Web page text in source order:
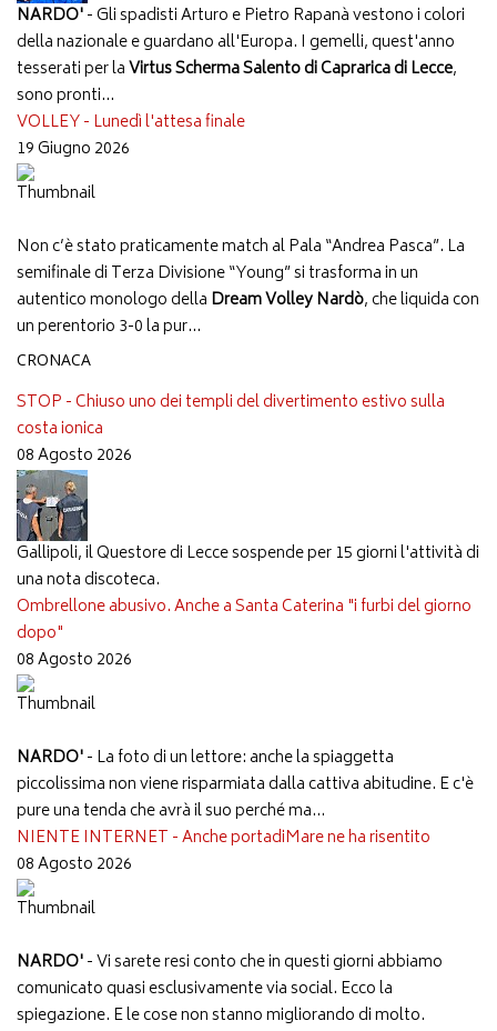
NARDO'- Gli spadisti Arturo e Pietro Rapanà vestono i colori
della nazionale e guardano all'Europa. I gemelli, quest'anno
tesserati per laVirtus Scherma Salento di Caprarica di Lecce,
sono pronti...
VOLLEY - Lunedì l'attesa finale
19 Giugno 2026
Non c’è stato praticamente match al Pala “Andrea Pasca”. La
semifinale di Terza Divisione “Young” si trasforma in un
autentico monologo della Dream Volley Nardò, che liquida con
un perentorio 3-0 la pur...
CRONACA
STOP - Chiuso uno dei templi del divertimento estivo sulla
costa ionica
08 Agosto 2026
Gallipoli, il Questore di Lecce sospende per 15 giorni l'attività di
una nota discoteca.
Ombrellone abusivo. Anche a Santa Caterina "i furbi del giorno
dopo"
08 Agosto 2026
NARDO'- La foto di un lettore: anche la spiaggetta
piccolissima non viene risparmiata dalla cattiva abitudine. E c'è
pure una tenda che avrà il suo perché ma...
NIENTE INTERNET - Anche portadiMare ne ha risentito
08 Agosto 2026
NARDO'- Vi sarete resi conto che in questi giorni abbiamo
comunicato quasi esclusivamente via social. Ecco la
spiegazione. E le cose non stanno migliorando di molto.